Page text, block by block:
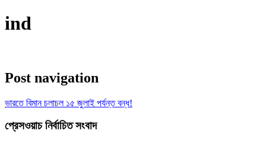
ind
Post navigation
ভারতে বিমান চলাচল ১৫ জুলাই পর্যন্ত বন্ধ!
প্রেসওয়াচ নির্বাচিত সংবাদ